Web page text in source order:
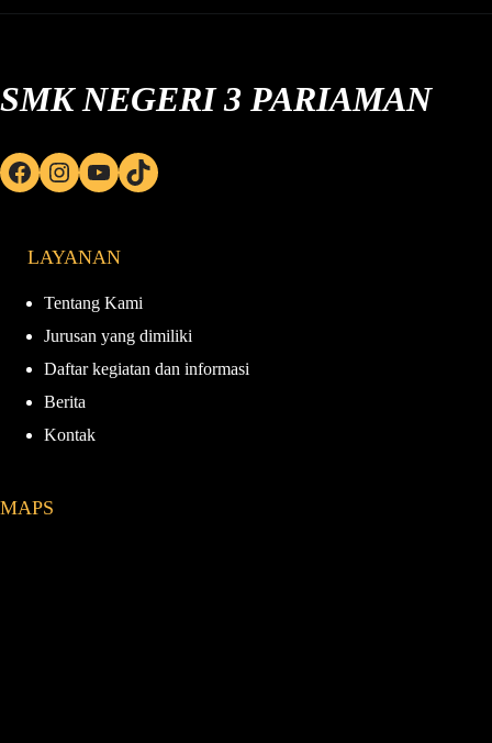
SMK NEGERI 3 PARIAMAN
Facebook Instagram YouTube TikTok
LAYANAN
Tentang Kami
Jurusan yang dimiliki
Daftar kegiatan dan informasi
Berita
Kontak
MAPS